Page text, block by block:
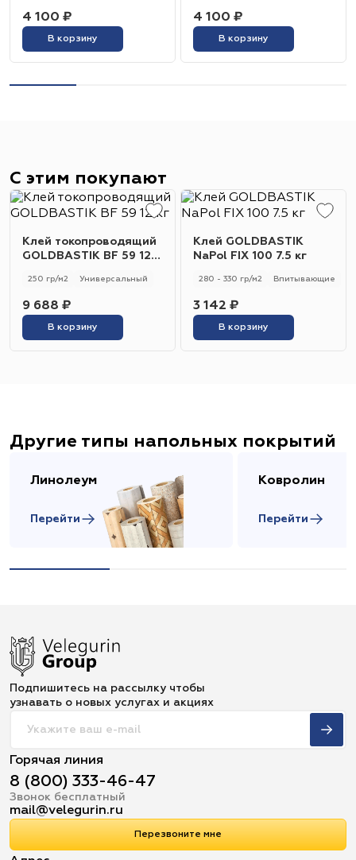
4 100 ₽
В корзину
4 100 ₽
В корзину
С этим покупают
Клей токопроводящий
GOLDBASTIK BF 59 12
250 гр/м2 Универсальный
9 688 ₽
В корзину
Клей GOLDBASTIK
NaPol FIX 100 7.5 кг
280 - 330 гр/м2 Впитывающие
3 142 ₽
В корзину
Другие типы напольных покрытий
Линолеум
Перейти
Ковролин
Перейти
Подпишитесь на рассылку чтобы
узнавать о новых услугах и акциях
Горячая линия
8 (800) 333-46-47
Звонок бесплатный
mail@velegurin.ru
Перезвоните мне